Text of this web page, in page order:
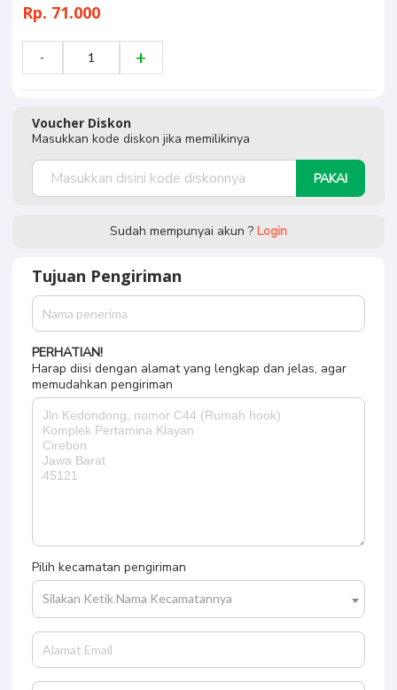
Rp. 71.000
Voucher Diskon
Masukkan kode diskon jika memilikinya
PAKAI
Sudah mempunyai akun ? Login
Tujuan Pengiriman
PERHATIAN!
Harap diisi dengan alamat yang lengkap dan jelas, agar
memudahkan pengiriman
Pilih kecamatan pengiriman
Silakan Ketik Nama Kecamatannya